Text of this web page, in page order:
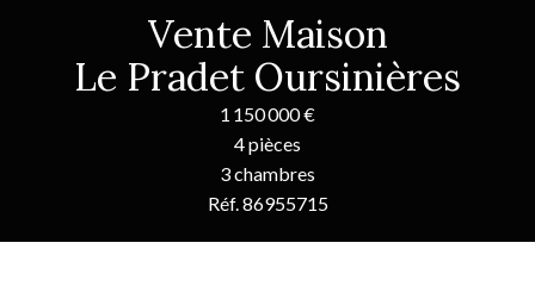
Vente Maison
Le Pradet Oursinières
1 150 000 €
4 pièces
3 chambres
Réf. 86955715